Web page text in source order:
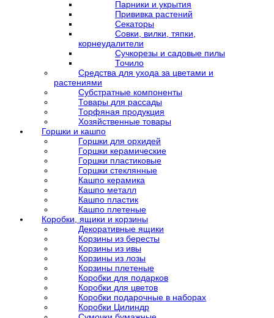
Парники и укрытия
Прививка растений
Секаторы
Совки, вилки, тяпки,
корнеудалители
Сучкорезы и садовые пилы
Точило
Средства для ухода за цветами и
растениями
Субстратные компоненты
Товары для рассады
Торфяная продукция
Хозяйственные товары
Горшки и кашпо
Горшки для орхидей
Горшки керамические
Горшки пластиковые
Горшки стеклянные
Кашпо керамика
Кашпо металл
Кашпо пластик
Кашпо плетеные
Коробки, ящики и корзины
Декоративные ящики
Корзины из бересты
Корзины из ивы
Корзины из лозы
Корзины плетеные
Коробки для подарков
Коробки для цветов
Коробки подарочные в наборах
Коробки Цилиндр